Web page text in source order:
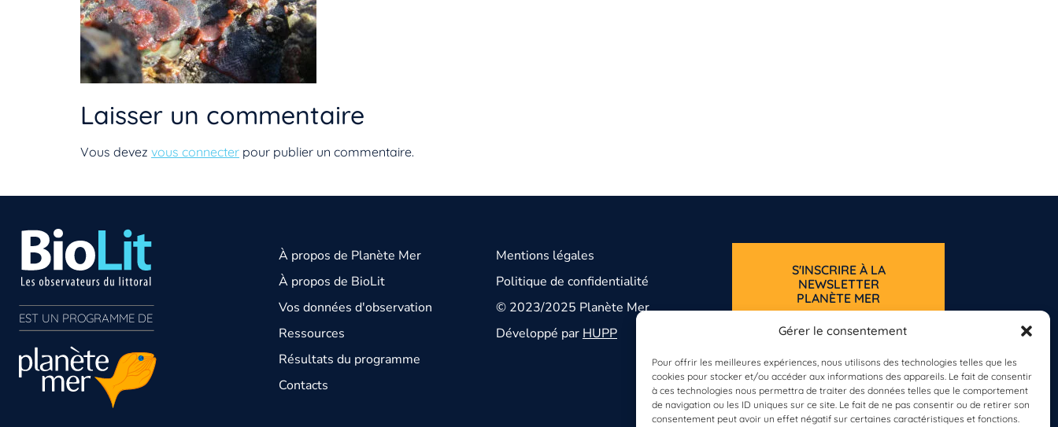
Gérer le consentement
Pour offrir les meilleures expériences, nous utilisons des technologies telles que les
cookies pour stocker et/ou accéder aux informations des appareils. Le fait de consentir
à ces technologies nous permettra de traiter des données telles que le comportement
de navigation ou les ID uniques sur ce site. Le fait de ne pas consentir ou de retirer son
consentement peut avoir un effet négatif sur certaines caractéristiques et fonctions.
Laisser un commentaire
Vous devez vous connecter pour publier un commentaire.
EST UN PROGRAMME DE
À propos de Planète Mer
À propos de BioLit
Vos données d'observation
Ressources
Résultats du programme
Contacts
Mentions légales
Politique de confidentialité
© 2023/2025 Planète Mer
Développé par HUPP
S'INSCRIRE À LA
NEWSLETTER
PLANÈTE MER